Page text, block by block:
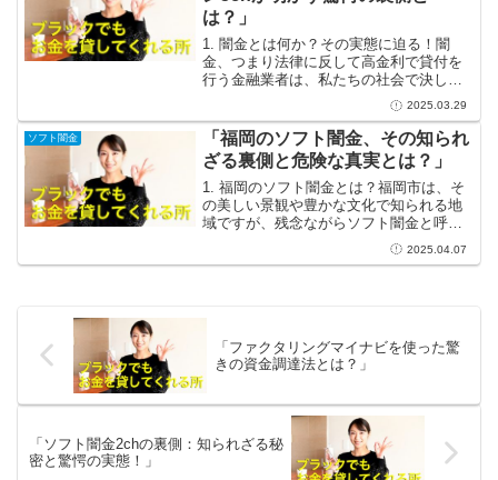
は？」
1. 闇金とは何か？その実態に迫る！闇
金、つまり法律に反して高金利で貸付を
行う金融業者は、私たちの社会で決して
無視できない存在です。一般的には、経
済的な困窮から逃れられない人々が手を
出してしまうこの業界ですが、その実態
はかなり複雑です。表向...
2025.03.29
ソフト闇金
「福岡のソフト闇金、その知られ
ざる裏側と危険な真実とは？」
1. 福岡のソフト闇金とは？福岡市は、そ
の美しい景観や豊かな文化で知られる地
域ですが、残念ながらソフト闇金と呼ば
れる金融業者が存在することも否定でき
ません。これらの業者は、一般的な消費
2025.04.07
「ファクタリングマイナビを使った驚
きの資金調達法とは？」
「ソフト闇金2chの裏側：知られざる秘
密と驚愕の実態！」